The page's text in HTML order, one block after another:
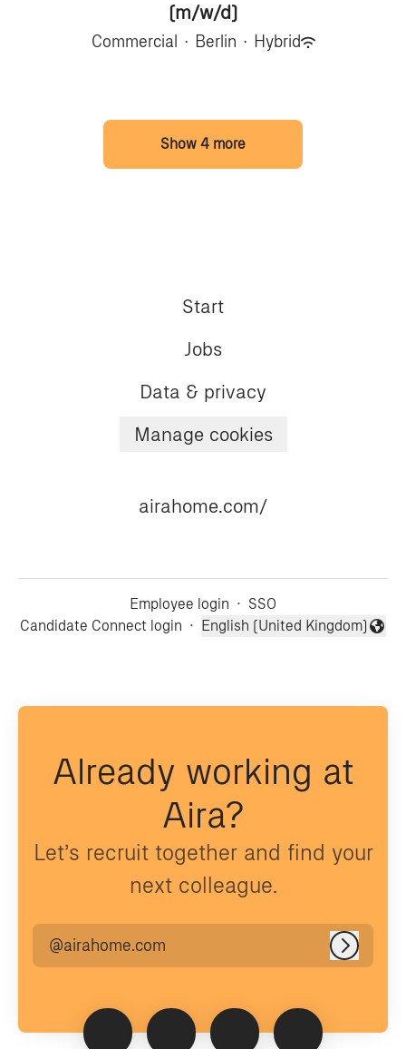
(m/w/d)
Commercial · Berlin · Hybrid
Show 4 more
Start
Jobs
Data & privacy
Manage cookies
airahome.com/
Employee login · SSO
Candidate Connect login ·
Change language
English (United Kingdom)
Already working at
Aira?
Let’s recruit together and find your
next colleague.
@airahome.com Log in